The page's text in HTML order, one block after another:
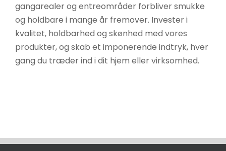
gangarealer og entreområder forbliver smukke
og holdbare i mange år fremover. Invester i
kvalitet, holdbarhed og skønhed med vores
produkter, og skab et imponerende indtryk, hver
gang du træder ind i dit hjem eller virksomhed.